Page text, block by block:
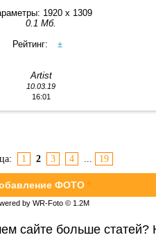
1920 x 1309
0.1 Мб.
Рейтинг:
±
Artist
10.03.19
16:01
1 2 3 4 19
ФОТО *
by WR-Foto © 1.2М
сайте больше статей?